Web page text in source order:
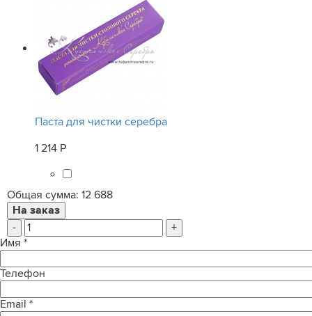
Паста для чистки серебра
1 214 Р
Общая сумма: 12 688
-
+
Имя *
Телефон
Email *